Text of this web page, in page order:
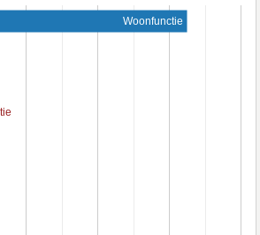
Woonfunctie